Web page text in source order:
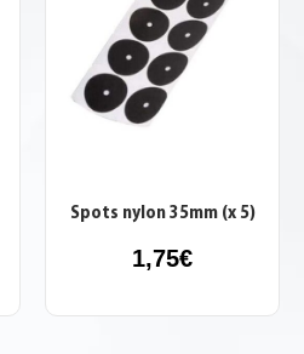
Spots nylon 35mm (x 5)
1,75€